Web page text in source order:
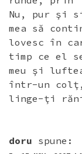
Nu, pur şi
mea să
lovesc în
timp ce el
meu şi
într-un
linge-ţi
doru spune: